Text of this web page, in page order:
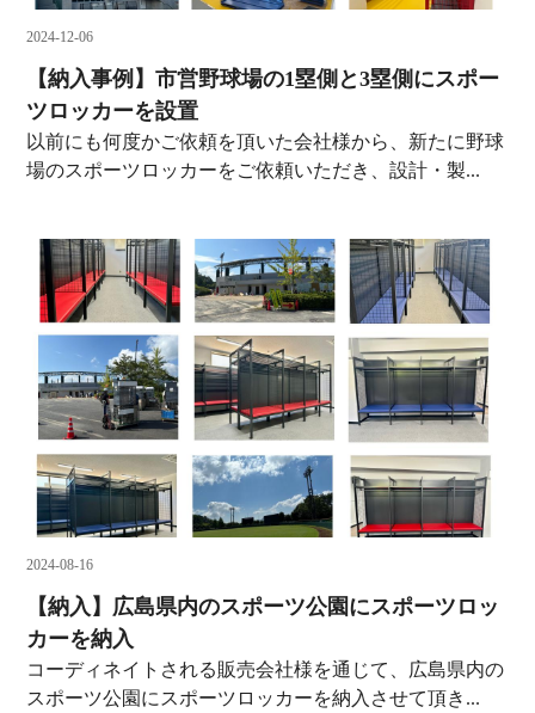
2024-12-06
【納入事例】市営野球場の1塁側と3塁側にスポー
ツロッカーを設置
以前にも何度かご依頼を頂いた会社様から、新たに野球
場のスポーツロッカーをご依頼いただき、設計・製...
2024-08-16
【納入】広島県内のスポーツ公園にスポーツロッ
カーを納入
コーディネイトされる販売会社様を通じて、広島県内の
スポーツ公園にスポーツロッカーを納入させて頂き...